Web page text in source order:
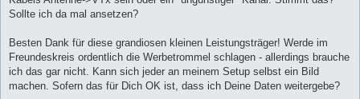
Sollte ich da mal ansetzen?
Besten Dank für diese grandiosen kleinen Leistungsträger! Werde im
Freundeskreis ordentlich die Werbetrommel schlagen - allerdings brauche
ich das gar nicht. Kann sich jeder an meinem Setup selbst ein Bild
machen. Sofern das für Dich OK ist, dass ich Deine Daten weitergebe?